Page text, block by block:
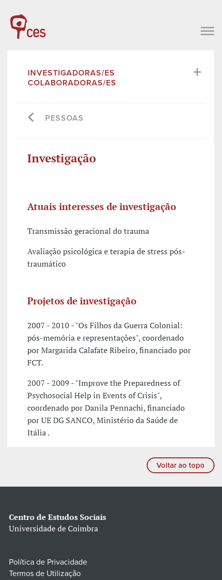
INVESTIGADORAS/ES
COLABORADORAS/ES
PESSOAS
Investigação
Atuais interesses de investigação
Transmissão geracional do trauma
Avaliação psicológica e terapia de stress pós-
traumático
Projetos de investigação
2007 - 2010 - "Os Filhos da Guerra Colonial:
pós-memória e representações", coordenado
por Margarida Calafate Ribeiro, financiado por
FCT.
2007 - 2009 - "Improve the Preparedness of
Psychosocial Help in Events of Crisis",
coordenado por Danila Pennachi, financiado
por UE DG SANCO, Ministério da Saúde de
Itália .
Voltar ao topo
Centro de Estudos Sociais
Universidade de Coimbra
Política de Privacidade
Termos de Utilização